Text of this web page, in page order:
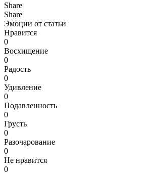
Share
Share
Эмоции от статьи
Нравится
0
Восхищение
0
Радость
0
Удивление
0
Подавленность
0
Грусть
0
Разочарование
0
Не нравится
0